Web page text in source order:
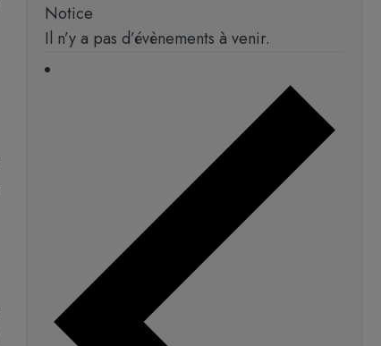
Notice
Il n’y a pas d’évènements à venir.